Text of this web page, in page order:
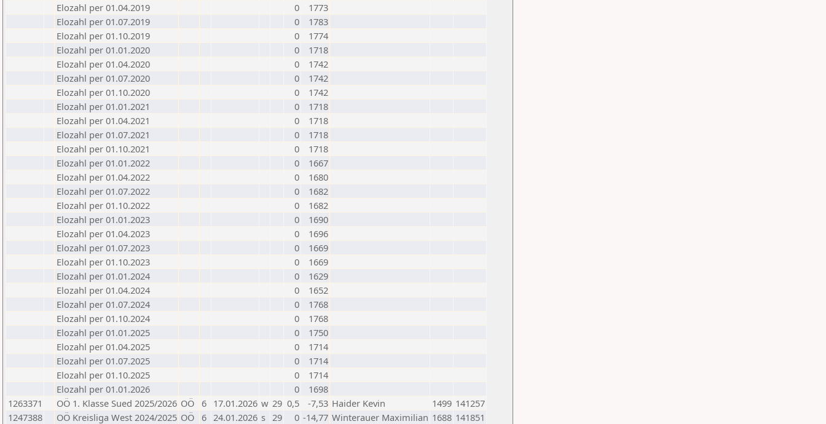
Elozahl per 01.04.2019
0
1773
Elozahl per 01.07.2019
0
1783
Elozahl per 01.10.2019
0
1774
Elozahl per 01.01.2020
0
1718
Elozahl per 01.04.2020
0
1742
Elozahl per 01.07.2020
0
1742
Elozahl per 01.10.2020
0
1742
Elozahl per 01.01.2021
0
1718
Elozahl per 01.04.2021
0
1718
Elozahl per 01.07.2021
0
1718
Elozahl per 01.10.2021
0
1718
Elozahl per 01.01.2022
0
1667
Elozahl per 01.04.2022
0
1680
Elozahl per 01.07.2022
0
1682
Elozahl per 01.10.2022
0
1682
Elozahl per 01.01.2023
0
1690
Elozahl per 01.04.2023
0
1696
Elozahl per 01.07.2023
0
1669
Elozahl per 01.10.2023
0
1669
Elozahl per 01.01.2024
0
1629
Elozahl per 01.04.2024
0
1652
Elozahl per 01.07.2024
0
1768
Elozahl per 01.10.2024
0
1768
Elozahl per 01.01.2025
0
1750
Elozahl per 01.04.2025
0
1714
Elozahl per 01.07.2025
0
1714
Elozahl per 01.10.2025
0
1714
Elozahl per 01.01.2026
0
1698
1263371
OÖ 1. Klasse Sued 2025/2026 OÖ 6 17.01.2026 w 29 0,5 -7,53 Haider Kevin 1499 141257
1247388
OÖ Kreisliga West 2024/2025 OÖ 6 24.01.2026 s 29 0 -14,77 Winterauer Maximilian 1688 141851